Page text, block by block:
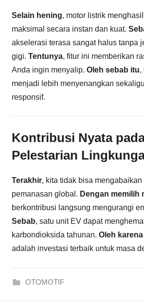
Selain hening, motor listrik
maksimal secara instan dan kuat.
akselerasi terasa sangat halus tanpa
gigi. Tentunya, fitur ini memberikan
Anda ingin menyalip. Oleh sebab itu,
menjadi lebih menyenangkan
responsif.
Kontribusi Nyata
Pelestarian
Terakhir, kita tidak bisa
pemanasan global. Dengan memilih
berkontribusi langsung mengurangi
Sebab, satu unit EV dapat
karbondioksida tahunan. Oleh
adalah investasi terbaik untuk masa
OTOMOTIF